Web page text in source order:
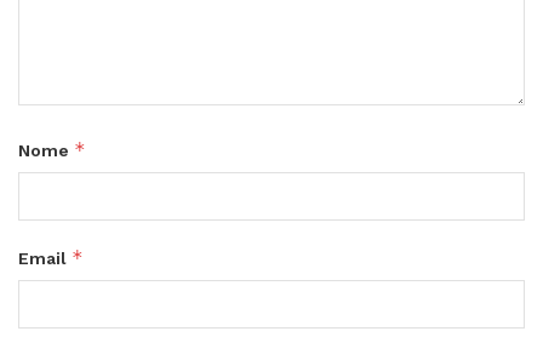
Nome *
Email *